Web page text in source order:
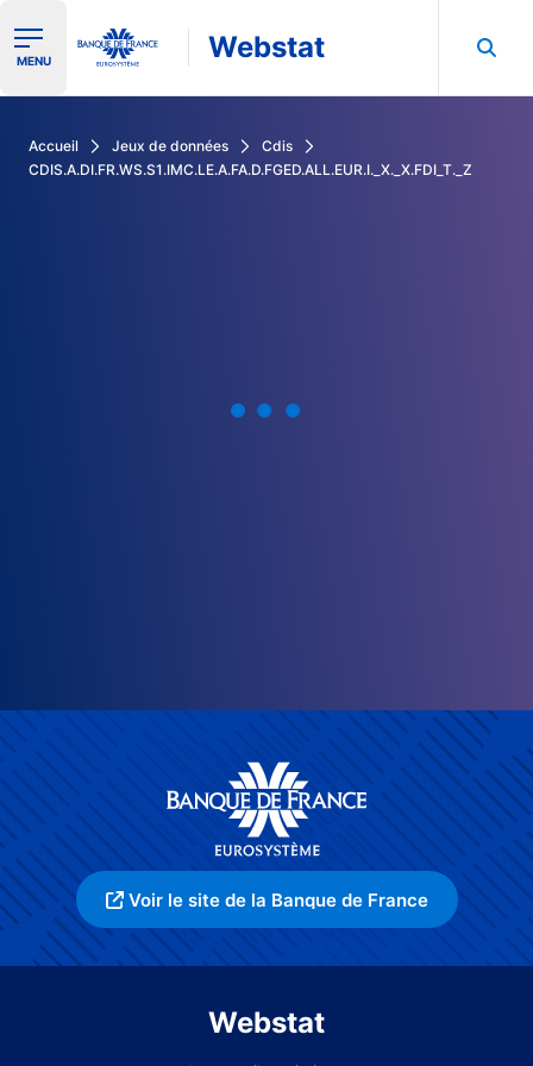
Ouvrir le menu de navigation
MENU Webstat
Accueil Jeux de données
Cdis
CDIS.A.DI.FR.WS.S1.IMC.LE.A.FA.D.FGED.ALL.EUR.I._X._X.FDI_T._Z
Voir le site de la Banque de France
Webstat